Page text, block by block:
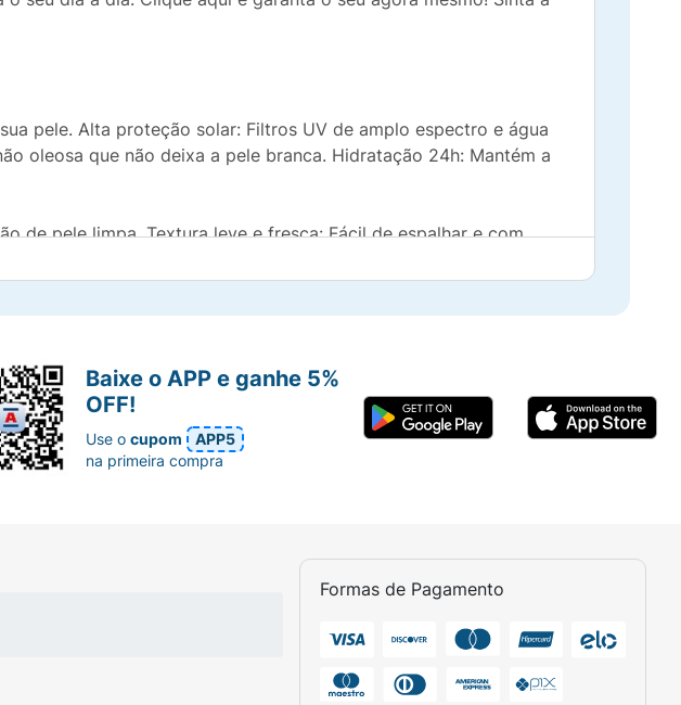
pele. Alta proteção solar: Filtros UV de amplo espectro e água
oleosa que não deixa a pele branca. Hidratação 24h: Mantém a
de pele limpa. Textura leve e fresca: Fácil de espalhar e com
o dia.
completa.
24h: Mantém a pele hidratada e fresca ao longo do dia.
de pele limpa.
para todos os tipos de pele, inclusive oleosa e pele
Ajuda a fortalecer a barreira cutânea e proteger contra
Formas de Pagamento
Baixe o APP e ganhe 5%
OFF!
Use ocupom
APP5
na primeira compra